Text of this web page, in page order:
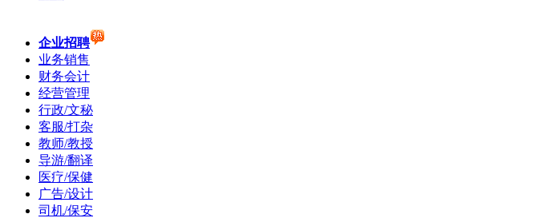
企业招聘
业务销售
财务会计
经营管理
行政/文秘
客服/打杂
教师/教授
导游/翻译
医疗/保健
广告/设计
司机/保安